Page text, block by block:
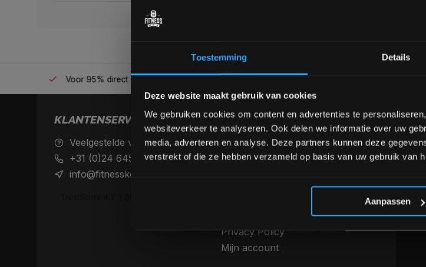
Toestemming Details
Deze website maakt gebruik van cookies
We gebruiken cookies om content en advertenties te
websiteverkeer te analyseren. Ook delen we informatie over uw
media, adverteren en analyse. Deze partners kunnen deze
verstrekt of die ze hebben verzameld op basis van uw gebruik van
Aanpassen
Voor 95% direct uit voorraad geleverd
KLANTENSERVICE
Veelgestelde vragen
+31 (0)24 645 1309
info@fitnesskoerier.nl
Achteraf betalen & Overige
betaalmethoden
Privacy Policy
Mijn account
Bam!